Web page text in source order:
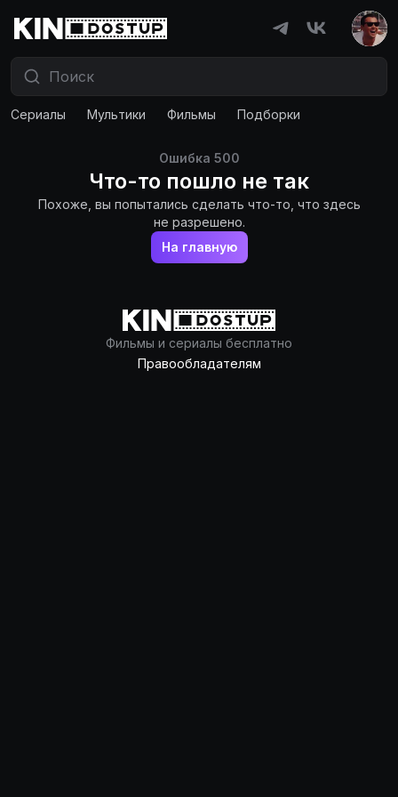
Сериалы Мультики Фильмы Подборки
Ошибка 500
Что-то пошло не так
Похоже, вы попытались сделать что-то, что здесь
не разрешено.
На главную
Фильмы и сериалы бесплатно
Правообладателям